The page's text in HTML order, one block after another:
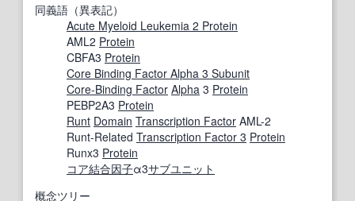
同義語（異表記）
Acute Myeloid Leukemia 2 Protein
AML2 Protein
CBFA3 Protein
Core Binding Factor Alpha 3 Subunit
Core-Binding Factor Alpha 3 Protein
PEBP2A3 Protein
Runt Domain Transcription Factor AML-2
Runt-Related Transcription Factor 3 Protein
Runx3 Protein
コア結合因子α3サブユニット
概念ツリー